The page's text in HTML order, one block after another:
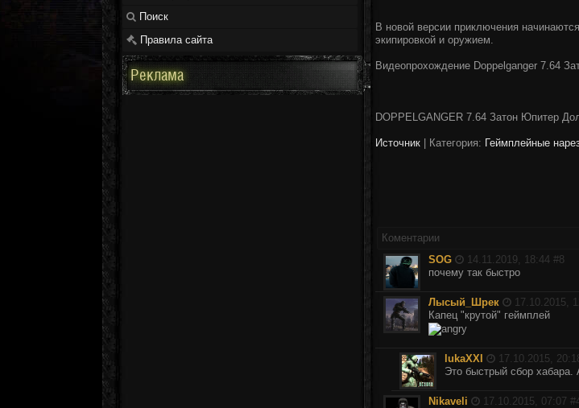
В новой версии приключения
экипировкой и оружием.
Видеопрохождение Doppelganger 7.64
DOPPELGANGER 7.64 Затон Юпитер
Источник Категория: Геймплейные
Коментарии
SOG
14.11.2019, 18:44 #8
почему так быстро
Лысый_Шрек 17.10.2015,
Капец "крутой" геймплей
lukaXXI 17.10.2015,
Это быстрый сбор хабара.
Nikaveli 17.10.2015, 07:07 #
Поиск
Правила сайта
Реклама